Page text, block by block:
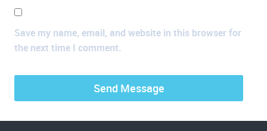
Save my name, email, and website in this browser for
the next time I comment.